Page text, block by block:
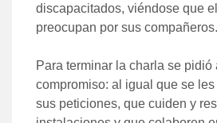
discapacitados, viéndose que
preocupan por sus compañeros.
Para terminar la charla se pidió
compromiso: al igual que se
sus peticiones, que cuiden y